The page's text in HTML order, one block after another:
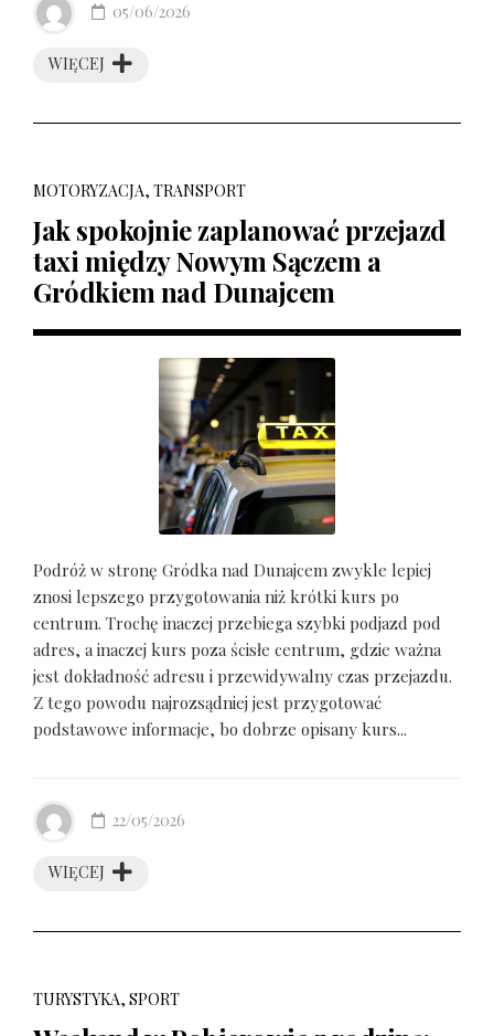
WIĘCEJ
05/06/2026
MOTORYZACJA, TRANSPORT
Jak spokojnie zaplanować przejazd
taxi między Nowym Sączem a
Gródkiem nad Dunajcem
Podróż w stronę Gródka nad Dunajcem zwykle lepiej
znosi lepszego przygotowania niż krótki kurs po
centrum. Trochę inaczej przebiega szybki podjazd pod
adres, a inaczej kurs poza ścisłe centrum, gdzie ważna
jest dokładność adresu i przewidywalny czas przejazdu.
Z tego powodu najrozsądniej jest przygotować
podstawowe informacje, bo dobrze opisany kurs...
WIĘCEJ
22/05/2026
TURYSTYKA, SPORT